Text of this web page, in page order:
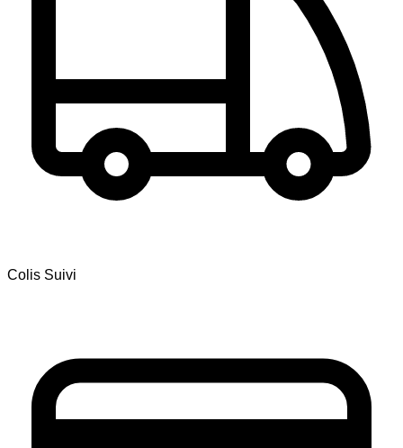
Colis Suivi